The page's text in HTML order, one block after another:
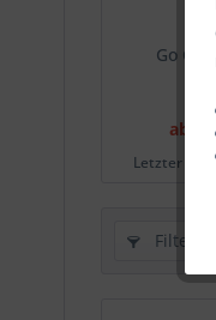
Go
ab
Letzter
Filtern